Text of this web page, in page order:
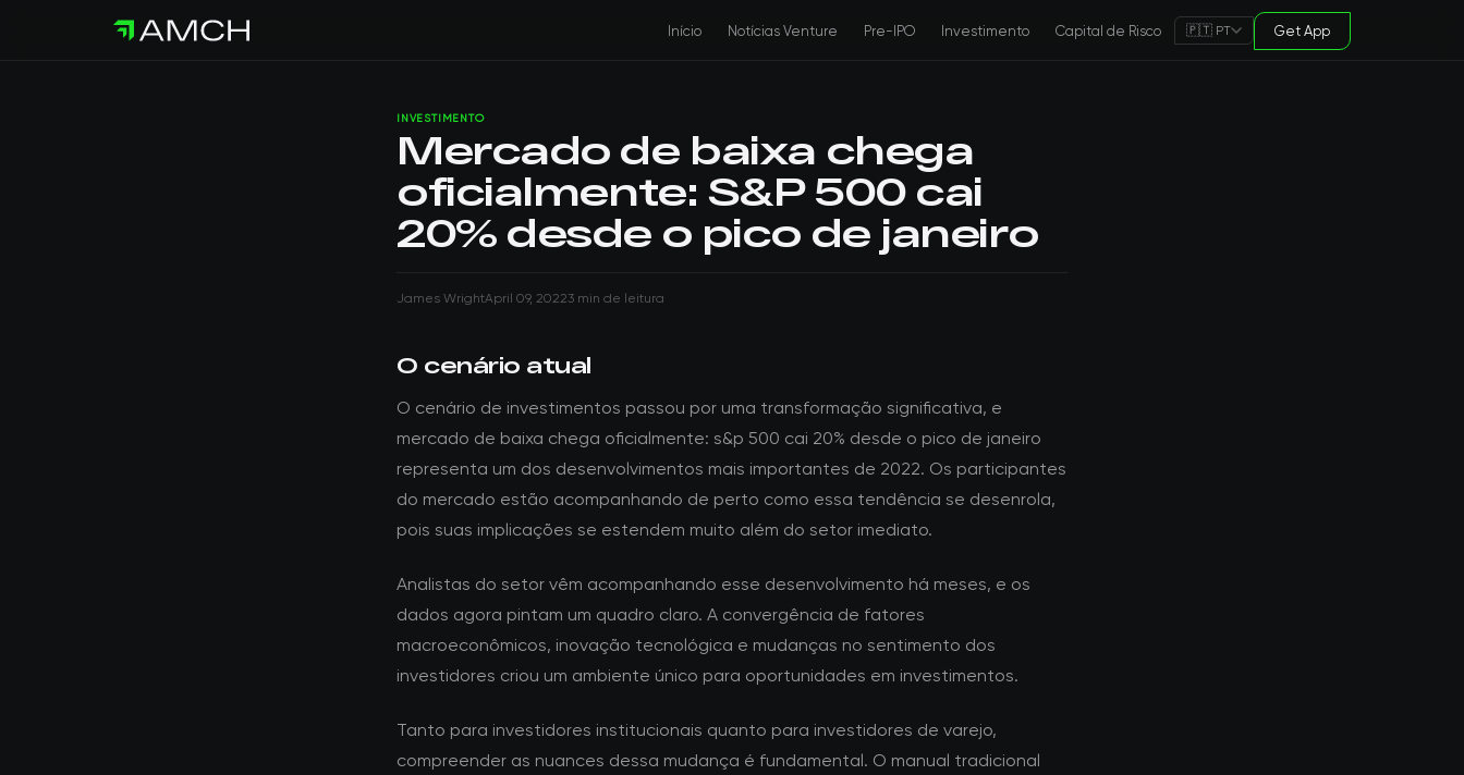
Início Notícias Venture Pre-IPO Investimento Capital de Risco 🇵🇹 PT Get App
INVESTIMENTO
Mercado de baixa chega
oficialmente: S&P 500 cai
20% desde o pico de janeiro
James WrightApril 09, 20223 min de leitura
O cenário atual
O cenário de investimentos passou por uma transformação significativa, e
mercado de baixa chega oficialmente: s&p 500 cai 20% desde o pico de janeiro
representa um dos desenvolvimentos mais importantes de 2022. Os participantes
do mercado estão acompanhando de perto como essa tendência se desenrola,
pois suas implicações se estendem muito além do setor imediato.
Analistas do setor vêm acompanhando esse desenvolvimento há meses, e os
dados agora pintam um quadro claro. A convergência de fatores
macroeconômicos, inovação tecnológica e mudanças no sentimento dos
investidores criou um ambiente único para oportunidades em investimentos.
Tanto para investidores institucionais quanto para investidores de varejo,
compreender as nuances dessa mudança é fundamental. O manual tradicional